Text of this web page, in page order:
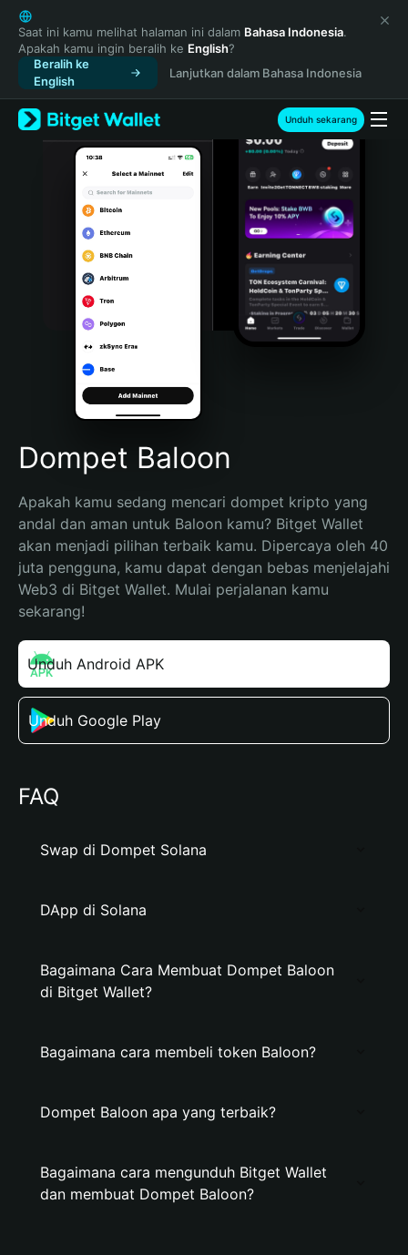
English
日本語
Tiếng Việt
Русский
Español (Latinoamérica)
Türkçe
Italiano
Português (Portugal)
Bahasa Indonesia
Português (Brasil)
Español (Argentina)
Saat ini kamu melihat halaman ini dalam Bahasa Indonesia.
Apakah kamu ingin beralih ke English?
Beralih ke
English
Lanjutkan dalam Bahasa Indonesia
Unduh sekarang
Dompet Baloon
Apakah kamu sedang mencari dompet kripto yang
andal dan aman untuk Baloon kamu? Bitget Wallet
akan menjadi pilihan terbaik kamu. Dipercaya oleh 40
juta pengguna, kamu dapat dengan bebas menjelajahi
Web3 di Bitget Wallet. Mulai perjalanan kamu
sekarang!
Unduh Android APK
Unduh Google Play
FAQ
Swap di Dompet Solana
DApp di Solana
Bagaimana Cara Membuat Dompet Baloon
di Bitget Wallet?
Bagaimana cara membeli token Baloon?
Dompet Baloon apa yang terbaik?
Bagaimana cara mengunduh Bitget Wallet
dan membuat Dompet Baloon?